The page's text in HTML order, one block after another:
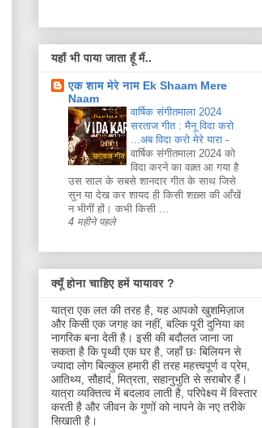
यहाँ भी पाया जाता हूँ मैं..
एक शाम मेरे नाम Ek Shaam Mere
Naam
वार्षिक संगीतमाला 2024
सरताज गीत : मैनू विदा करो
...अब विदा करो मेरे यारा -
वार्षिक संगीतमाला 2024 को
विदा करने का वक़्त आ गया है
उस साल के सबसे शानदार गीत के साथ जिसे
सुन या देख कर शायद ही किसी शख़्स की आँखें
न भीगीं हों। कभी किसी ...
4 महीने पहले
क्यूँ होना चाहिए हमें यायावर ?
यात्रा एक लत की तरह है, यह आपको खुशमिज़ाज
और किसी एक जगह का नहीं, बल्कि पूरी दुनिया का
नागरिक बना देती है। इसी की बदौलत जाना जा
सकता है कि पृथ्वी एक घर है, जहाँ छः बिलियन से
ज्यादा लोग बिल्कुल हमारी ही तरह महत्त्वपूर्ण व प्रेम,
आतिथ्य, सौहार्द, मित्रता, सहानुभुति से सराबोर हैं।
यात्रा व्यक्तित्व में बदलाव लाती है, परिपेक्ष्य में विस्तार
करती है और जीवन के गुणों को नापने के नए तरीके
सिखाती है।